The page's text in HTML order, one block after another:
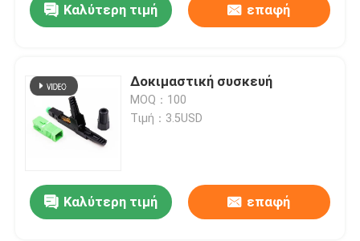
Προϊόντα
Βίντεο
Περίπου εμείς
Καλύτερη τιμή επαφή
Δοκιμαστική συσκευή
MOQ：100
Τιμή：3.5USD
Καλύτερη τιμή επαφή